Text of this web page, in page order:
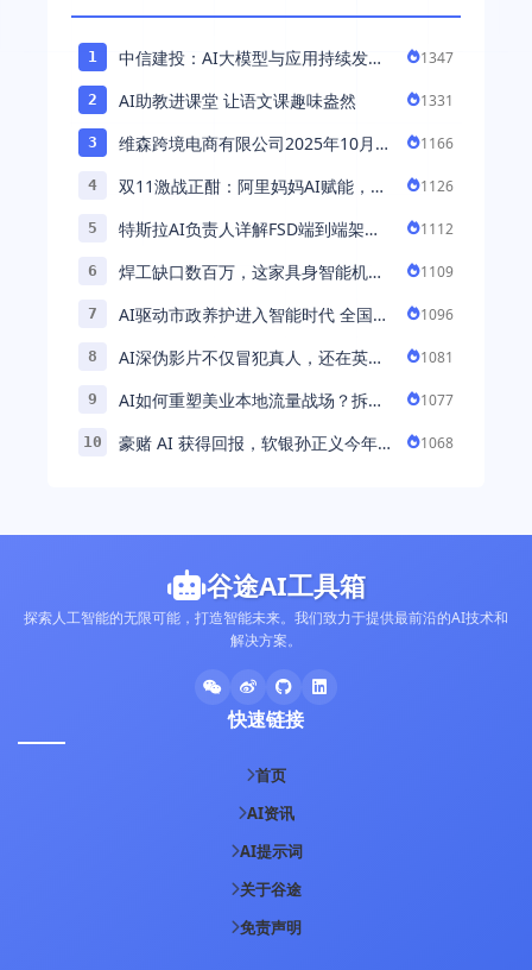
1
中信建投：AI大模型与应用持续发展
1347
2 AI助教进课堂 让语文课趣味盎然 1331
3
维森跨境电商有限公司2025年10月落
1166
4
双11激战正酣：阿里妈妈AI赋能，助
1126
5
特斯拉AI负责人详解FSD端到端架
能 ...
1112
6
焊工缺口数百万，这家具身智能机器
1109
7
AI驱动市政养护进入智能时代 全国首
1096
8
AI深伪影片不仅冒犯真人，还在英国
1081
9
AI如何重塑美业本地流量战场？拆
1077
10
豪赌 AI 获得回报，软银孙正义今年财
1068
谷途AI工具箱
探索人工智能的无限可能，打造智能未来。我们致力于提供最前沿的AI技术和
解决方案。
快速链接
首页
AI资讯
AI提示词
关于谷途
免责声明